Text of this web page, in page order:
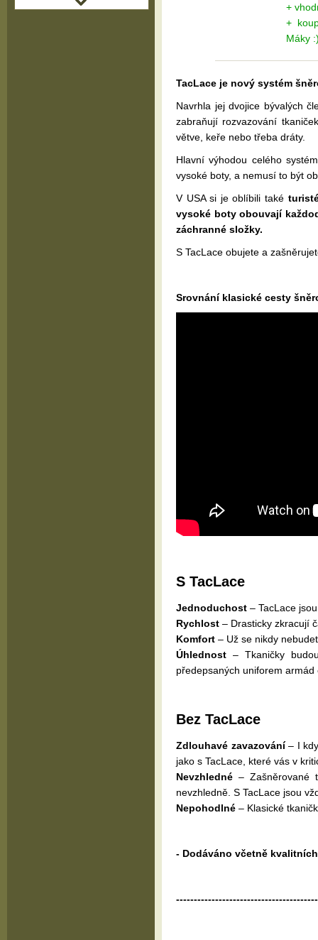
+
+
Máky
TacLace je nový systém
Navrhla jej dvojice bývalých
zabraňují rozvazování
větve, keře nebo třeba dráty.
Hlavní výhodou celého
vysoké boty, a nemusí to být
V USA si je oblíbili také
vysoké boty obouvají
záchranné složky.
S TacLace obujete a
Srovnání klasické cesty
S TacLace
Jednoduchost – TacLace
Rychlost – Drasticky zkracují
Komfort – Už se nikdy
Úhlednost – Tkaničky
předepsaných uniforem armád
Bez TacLace
Zdlouhavé zavazování– I
jako s TacLace, které vás v
Nevzhledné – Zašněrované
nevzhledně. S TacLace jsou
Nepohodlné – Klasické
- Dodáváno včetně